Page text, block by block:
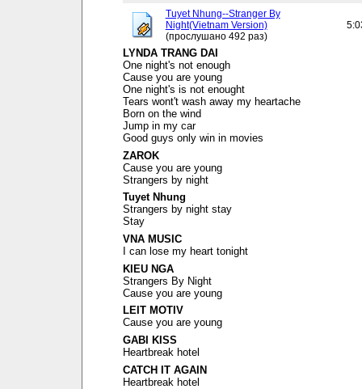
Tuyet Nhung--Stranger By
Night(Vietnam Version)
(прослушано 492 раз)
LYNDA TRANG DAI
One night's not enough
Cause you are young
One night's is not enought
Tears wont't wash away my heartache
Born on the wind
Jump in my car
Good guys only win in movies
ZAROK
Cause you are young
Strangers by night
Tuyet Nhung
Strangers by night stay
Stay
VNA MUSIC
I can lose my heart tonight
KIEU NGA
Strangers By Night
Cause you are young
LEIT MOTIV
Cause you are young
GABI KISS
Heartbreak hotel
CATCH IT AGAIN
Heartbreak hotel